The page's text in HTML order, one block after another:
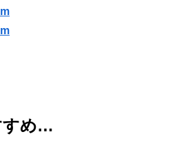
すめ…